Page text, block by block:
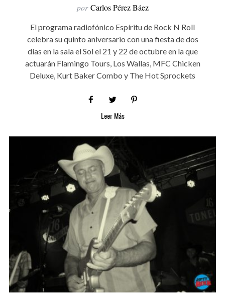
por Carlos Pérez Báez
El programa radiofónico Espíritu de Rock N Roll
celebra su quinto aniversario con una fiesta de dos
días en la sala el Sol el 21 y 22 de octubre en la que
actuarán Flamingo Tours, Los Wallas, MFC Chicken
Deluxe, Kurt Baker Combo y The Hot Sprockets
Leer Más